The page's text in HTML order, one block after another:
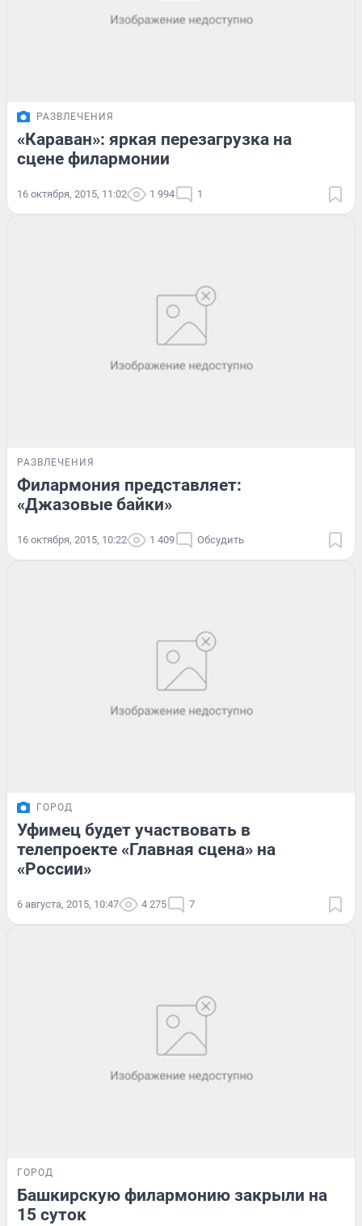
РАЗВЛЕЧЕНИЯ
«Караван»: яркая перезагрузка на
сцене филармонии
16 октября, 2015, 11:02 1 994 1
РАЗВЛЕЧЕНИЯ
Филармония представляет:
«Джазовые байки»
16 октября, 2015, 10:22 1 409 Обсудить
ГОРОД
Уфимец будет участвовать в
телепроекте «Главная сцена» на
«России»
6 августа, 2015, 10:47 4 275 7
ГОРОД
Башкирскую филармонию закрыли на
15 суток